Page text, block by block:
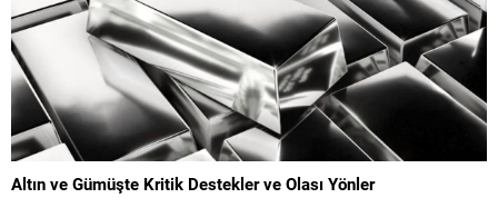
Altın ve Gümüşte Kritik Destekler ve Olası Yönler